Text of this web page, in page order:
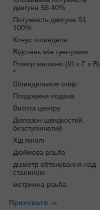
двигуна S6 40%
Потужність двигуна S1
100%
Конус шпинделя
Відстань між центрами
Розмір машини (Ш x Г x В)
*
Шпиндельное отвір
Поздовжня подача
Висота центру
Діапазон швидкостей,
безступінчатий
Хід пінолі
Дюймова різьба
діаметр обточування над
станиною
метрична різьба
Приховати